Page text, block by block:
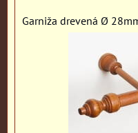
Garniža drevená Ø